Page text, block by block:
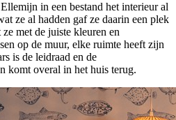
in een bestand het interieur al
ze al hadden gaf ze daarin een plek
met de juiste kleuren en
op de muur, elke ruimte heeft zijn
is de leidraad en de
komt overal in het huis terug.